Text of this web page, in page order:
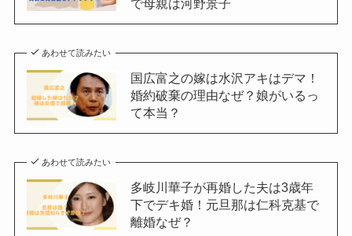
で母親は河野景子
あわせて読みたい
国広富之の嫁は水沢アキはデマ！
婚約破棄の理由なぜ？娘がいるっ
て本当？
あわせて読みたい
多岐川華子が再婚した夫は3歳年
下でデキ婚！元旦那は仁科克基で
離婚なぜ？